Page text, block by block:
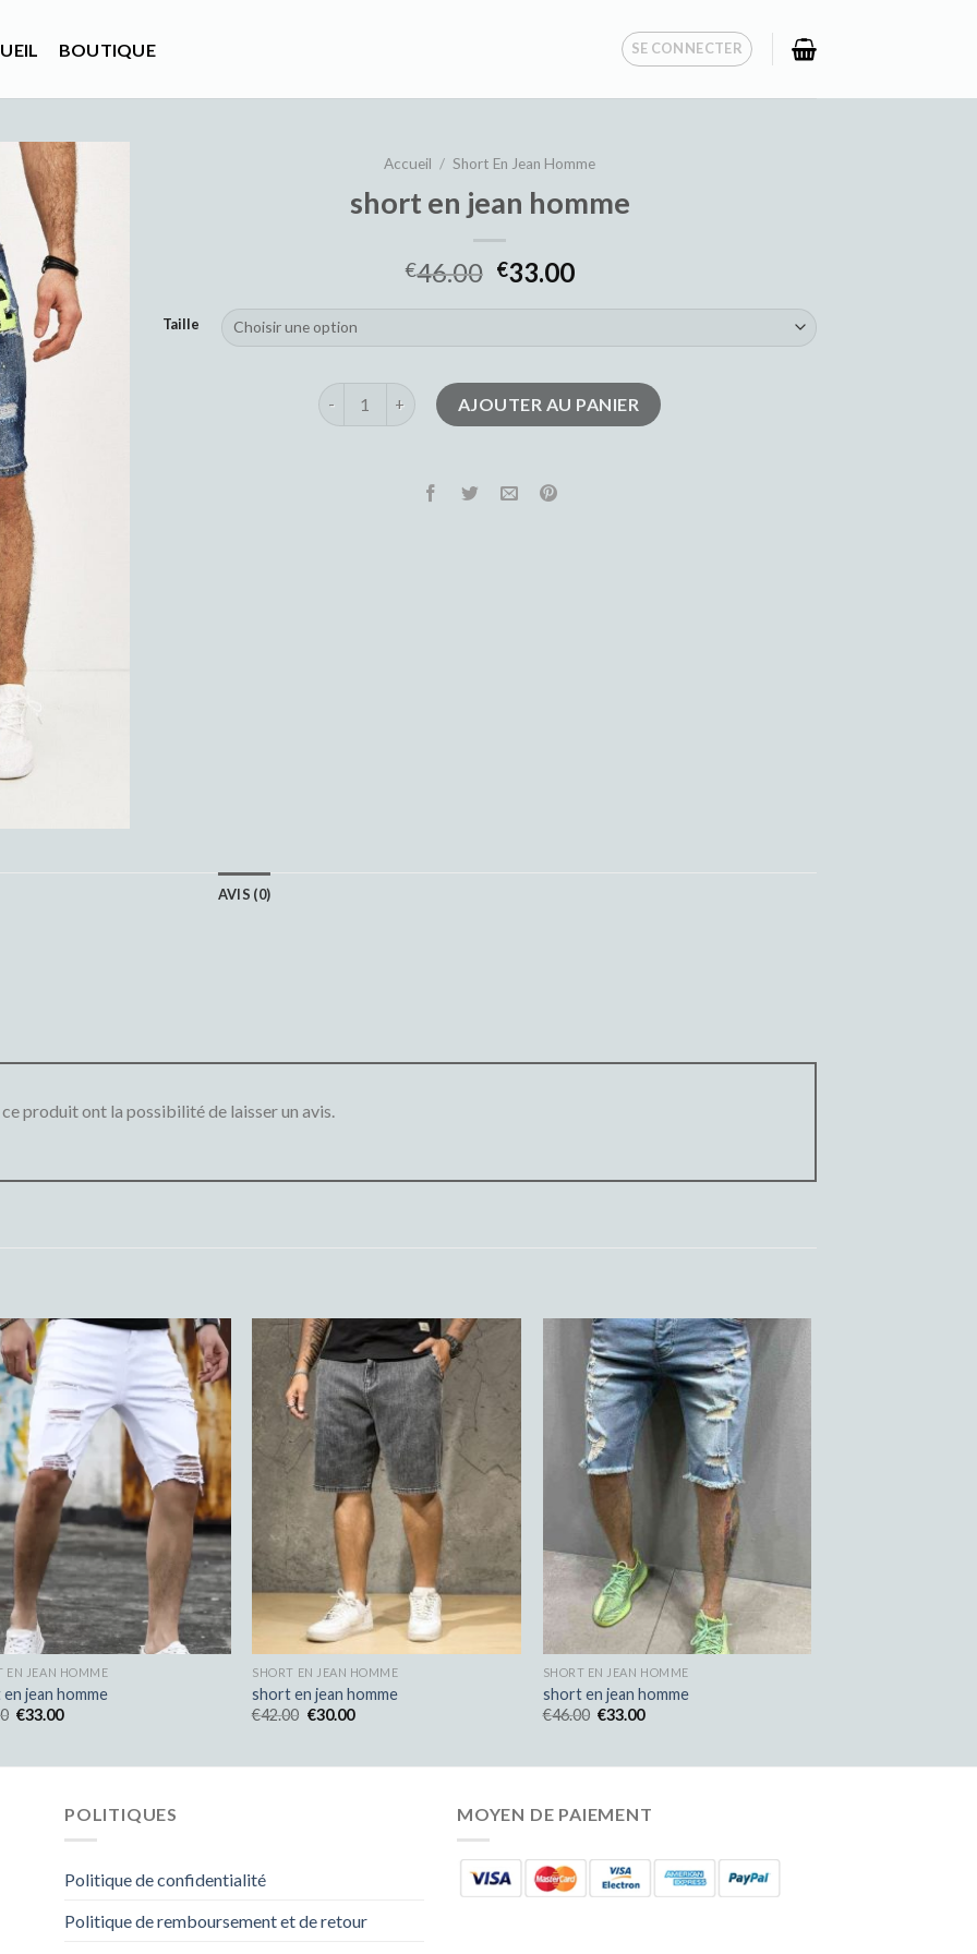
BOUTIQUE SE CONNECTER
Accueil / Short En Jean Homme
short en jean homme
€46.00 €33.00
Taille
quantité de short en jean homme
AJOUTER AU PANIER
AVIS (0)
produit ont la possibilité de laisser un avis.
EN JEAN HOMME
jean homme
€33.00
SHORT EN JEAN HOMME
short en jean homme
€42.00 €30.00
SHORT EN JEAN HOMME
short en jean homme
€46.00 €33.00
POLITIQUES
Politique de confidentialité
Politique de remboursement et de retour
MOYEN DE PAIEMENT